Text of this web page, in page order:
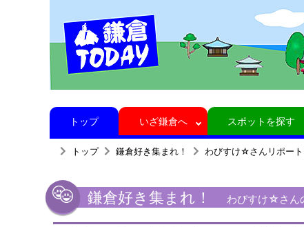
トップ いざ鎌倉へ スポットを探す
トップ 鎌倉好き集まれ！ わびすけ☆さんリポー
鎌倉好き集まれ！ わびすけ☆さん